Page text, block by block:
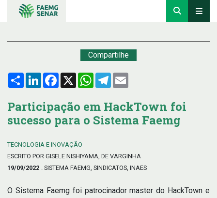
Compartilhe
Compartilhar
LinkedInFacebook
X WhatsApp
Telegram
Participação em HackTown foi
sucesso para o Sistema Faemg
TECNOLOGIA E INOVAÇÃO
ESCRITO POR GISELE NISHIYAMA, DE VARGINHA
19/09/2022 . SISTEMA FAEMG, SINDICATOS, INAES
O Sistema Faemg foi patrocinador master do HackTown e